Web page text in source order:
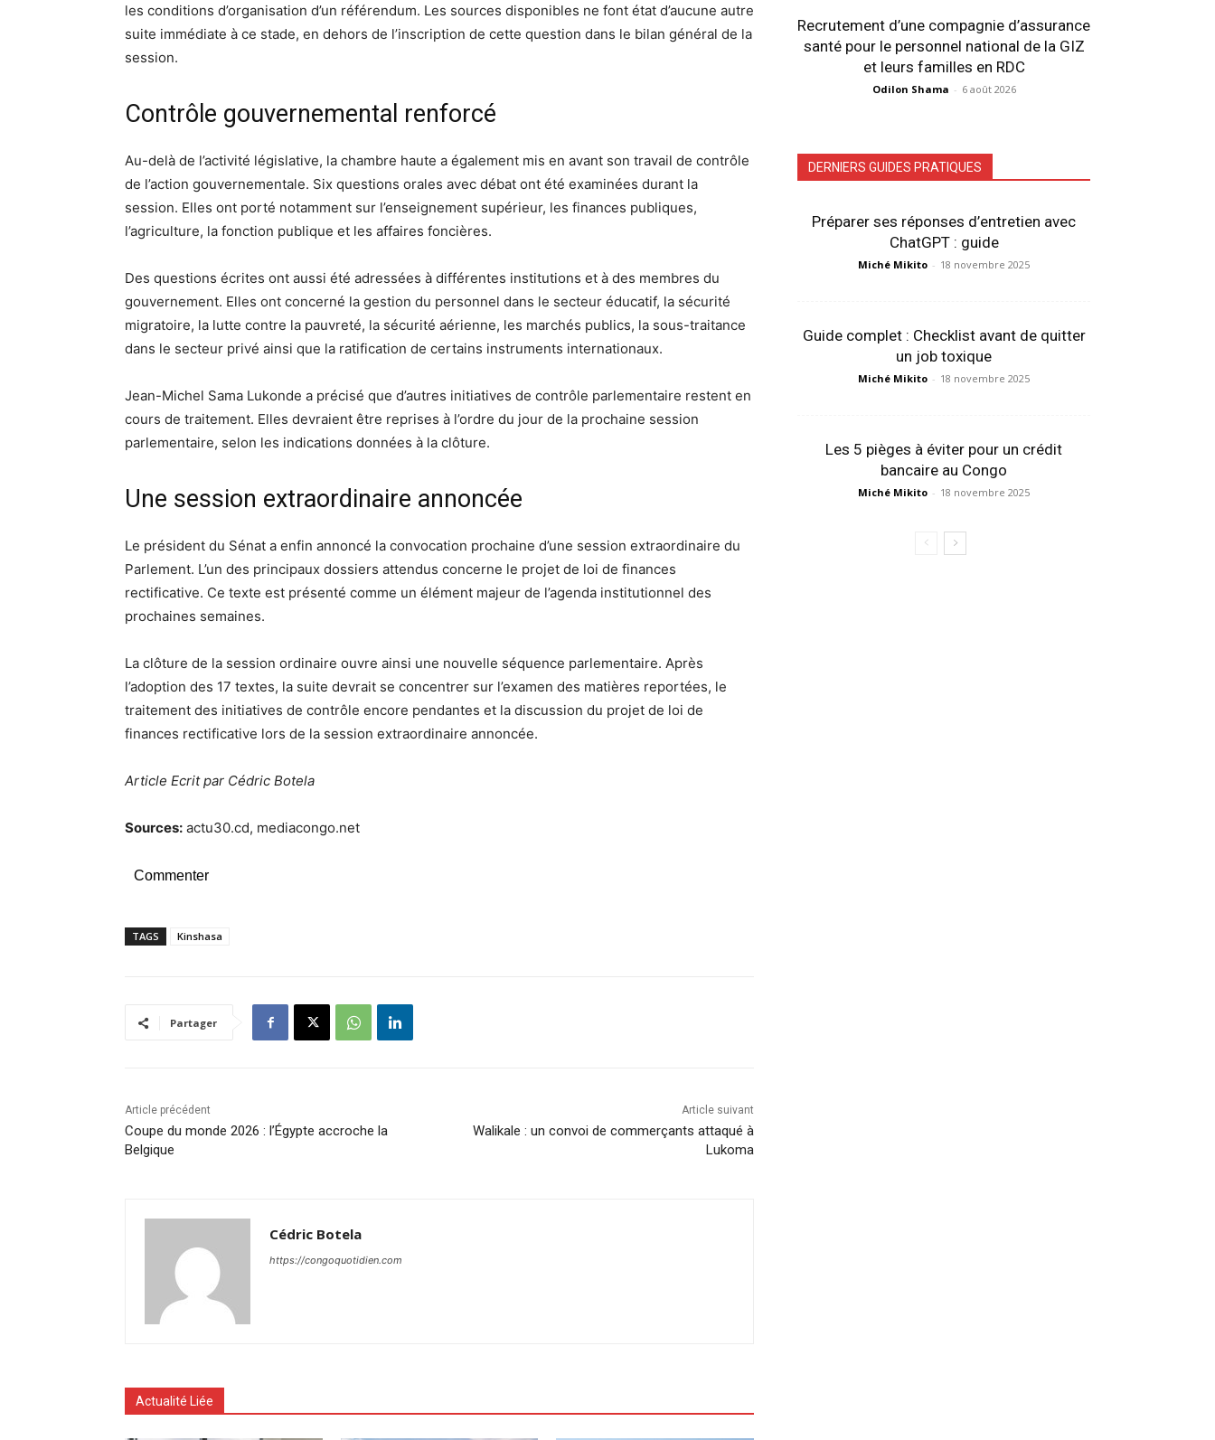
les conditions d’organisation d’un référendum. Les sources disponibles ne font état d’aucune autre
suite immédiate à ce stade, en dehors de l’inscription de cette question dans le bilan général de la
session.
Contrôle gouvernemental renforcé
Au-delà de l’activité législative, la chambre haute a également mis en avant son travail de contrôle
de l’action gouvernementale. Six questions orales avec débat ont été examinées durant la
session. Elles ont porté notamment sur l’enseignement supérieur, les finances publiques,
l’agriculture, la fonction publique et les affaires foncières.
Des questions écrites ont aussi été adressées à différentes institutions et à des membres du
gouvernement. Elles ont concerné la gestion du personnel dans le secteur éducatif, la sécurité
migratoire, la lutte contre la pauvreté, la sécurité aérienne, les marchés publics, la sous-traitance
dans le secteur privé ainsi que la ratification de certains instruments internationaux.
Jean-Michel Sama Lukonde a précisé que d’autres initiatives de contrôle parlementaire restent en
cours de traitement. Elles devraient être reprises à l’ordre du jour de la prochaine session
parlementaire, selon les indications données à la clôture.
Une session extraordinaire annoncée
Le président du Sénat a enfin annoncé la convocation prochaine d’une session extraordinaire du
Parlement. L’un des principaux dossiers attendus concerne le projet de loi de finances
rectificative. Ce texte est présenté comme un élément majeur de l’agenda institutionnel des
prochaines semaines.
La clôture de la session ordinaire ouvre ainsi une nouvelle séquence parlementaire. Après
l’adoption des 17 textes, la suite devrait se concentrer sur l’examen des matières reportées, le
traitement des initiatives de contrôle encore pendantes et la discussion du projet de loi de
finances rectificative lors de la session extraordinaire annoncée.
Article Ecrit par Cédric Botela
Sources: actu30.cd, mediacongo.net
Commenter
TAGS Kinshasa
Partager
Article précédent
Coupe du monde 2026 : l’Égypte accroche la
Belgique
Article suivant
Walikale : un convoi de commerçants attaqué à
Lukoma
Cédric Botela
https://congoquotidien.com
Actualité Liée
Recrutement d’une compagnie d’assurance
santé pour le personnel national de la GIZ
et leurs familles en RDC
Odilon Shama - 6 août 2026
DERNIERS GUIDES PRATIQUES
Préparer ses réponses d’entretien avec
ChatGPT : guide
Miché Mikito - 18 novembre 2025
Guide complet : Checklist avant de quitter
un job toxique
Miché Mikito - 18 novembre 2025
Les 5 pièges à éviter pour un crédit
bancaire au Congo
Miché Mikito - 18 novembre 2025